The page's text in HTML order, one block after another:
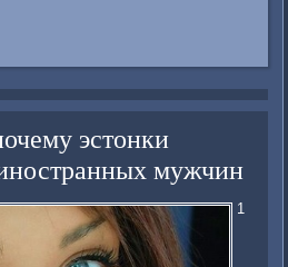
эстонки
мужчин
1